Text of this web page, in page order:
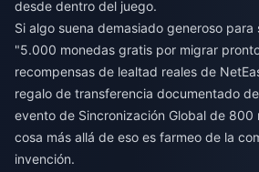
desde dentro del juego.
Si algo suena demasiado generoso
"5.000 monedas gratis por migrar
recompensas de lealtad reales de
regalo de transferencia documentado
evento de Sincronización Global de 800
cosa más allá de eso es farmeo de la
invención.